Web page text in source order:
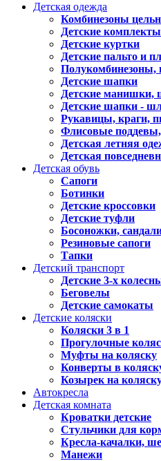
Детская одежда
Комбинезоны
Детские комплекты
Детские куртки
Детские пальто и
Детские шапки
Детские
Детские шапки -
Рукавицы, краги,
Флисовые поддевы,
Детская летняя
Детская
Детская обувь
Сапоги
Ботинки
Детские кроссовки
Детские туфли
Босоножки,
Резиновые сапоги
Тапки
Детский транспорт
Детские 3-х
Беговелы
Детские самокаты
Детские коляски
Коляски 3 в 1
Прогулочные
Муфты на коляску
Конверты в
Козырек на
Автокресла
Детская комната
Кроватки детские
Стульчики для
Кресла-качалки,
Манежи